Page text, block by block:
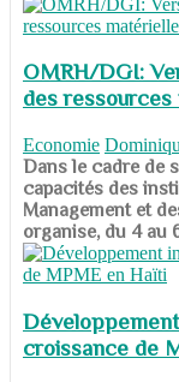
OMRH/DGI:
des ressources
Economie
Dans le cadre de
capacités des
Management et
organise, du 4 au
croissance de